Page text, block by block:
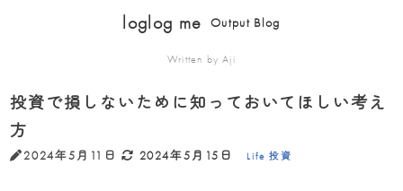
loglog me Output Blog
Written by Aji
投資で損しないために知っておいてほしい考え
方
2024年5月11日 2024年5月15日 Life 投資